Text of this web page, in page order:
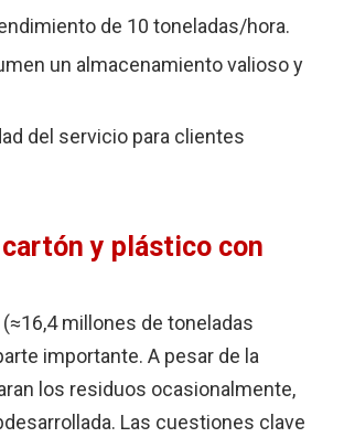
de 10 toneladas/hora.
un almacenamiento valioso y
del servicio para clientes
y plástico con
millones de toneladas
importante. A pesar de la
los residuos ocasionalmente,
Las cuestiones clave